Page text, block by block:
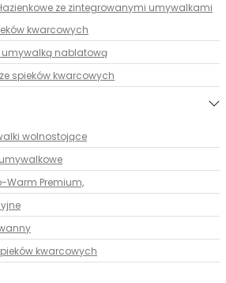
ze zintegrowanymi umywalkami
kwarcowych
umywalką nablatową
spieków kwarcowych
wolnostojące
Warm Premium,
kwarcowych